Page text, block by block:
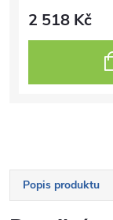
2 518 Kč
Popis produktu